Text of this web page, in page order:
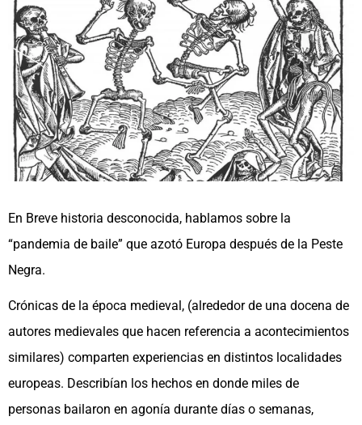
En Breve historia desconocida, hablamos sobre la
“pandemia de baile” que azotó Europa después de la Peste
Negra.
Crónicas de la época medieval, (alrededor de una docena de
autores medievales que hacen referencia a acontecimientos
similares) comparten experiencias en distintos localidades
europeas. Describían los hechos en donde miles de
personas bailaron en agonía durante días o semanas,